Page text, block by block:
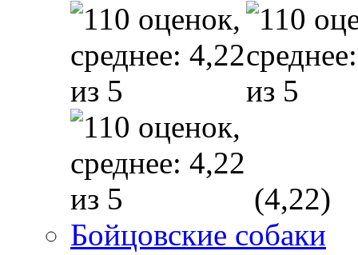
(4,22)
Бойцовские собаки